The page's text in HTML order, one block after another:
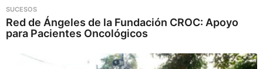
SUCESOS
Red de Ángeles de la Fundación CROC: Apoyo
para Pacientes Oncológicos